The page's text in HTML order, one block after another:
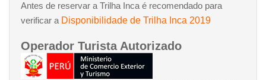
Antes de reservar a Trilha Inca é recomendado para
verificar a Disponibilidade de Trilha Inca 2019
Operador Turista Autorizado